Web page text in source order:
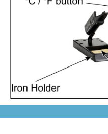
שואב בדיל ידני אנטי סטטי מקצועי -
גוף מתכת - DURATOOL 908-